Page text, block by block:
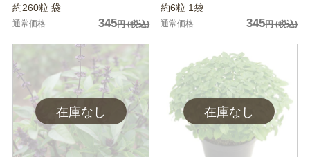
約260粒 袋
通常価格 345円(税込)
約6粒 1袋
通常価格 345円(税込)